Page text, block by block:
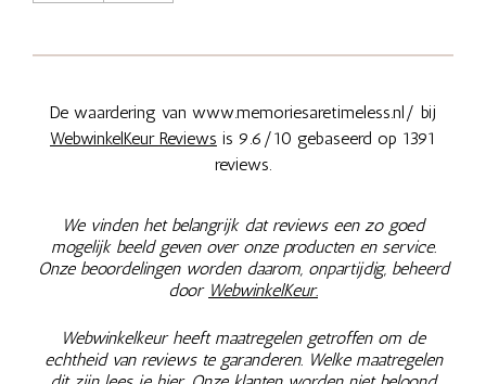
De waardering van www.memoriesaretimeless.nl/ bij
WebwinkelKeur Reviews is 9.6/10 gebaseerd op 1391
reviews.
We vinden het belangrijk dat reviews een zo goed
mogelijk beeld geven over onze producten en service.
Onze beoordelingen worden daarom, onpartijdig, beheerd
door WebwinkelKeur.
Webwinkelkeur heeft maatregelen getroffen om de
echtheid van reviews te garanderen. Welke maatregelen